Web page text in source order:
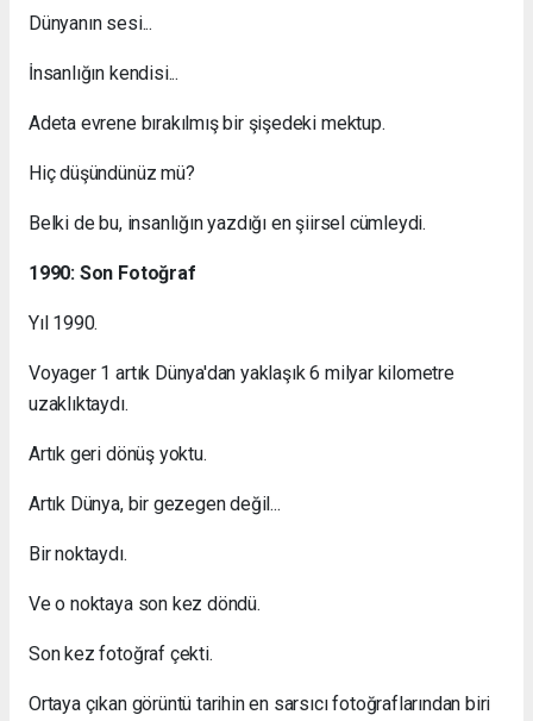
Dünyanın sesi...
İnsanlığın kendisi...
Adeta evrene bırakılmış bir şişedeki mektup.
Hiç düşündünüz mü?
Belki de bu, insanlığın yazdığı en şiirsel cümleydi.
1990: Son Fotoğraf
Yıl 1990.
Voyager 1 artık Dünya'dan yaklaşık 6 milyar kilometre
uzaklıktaydı.
Artık geri dönüş yoktu.
Artık Dünya, bir gezegen değil...
Bir noktaydı.
Ve o noktaya son kez döndü.
Son kez fotoğraf çekti.
Ortaya çıkan görüntü tarihin en sarsıcı fotoğraflarından biri